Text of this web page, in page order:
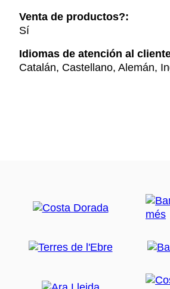
Venta de productos?:
Sí
Idiomas de atención al
Catalán, Castellano, Alemán,